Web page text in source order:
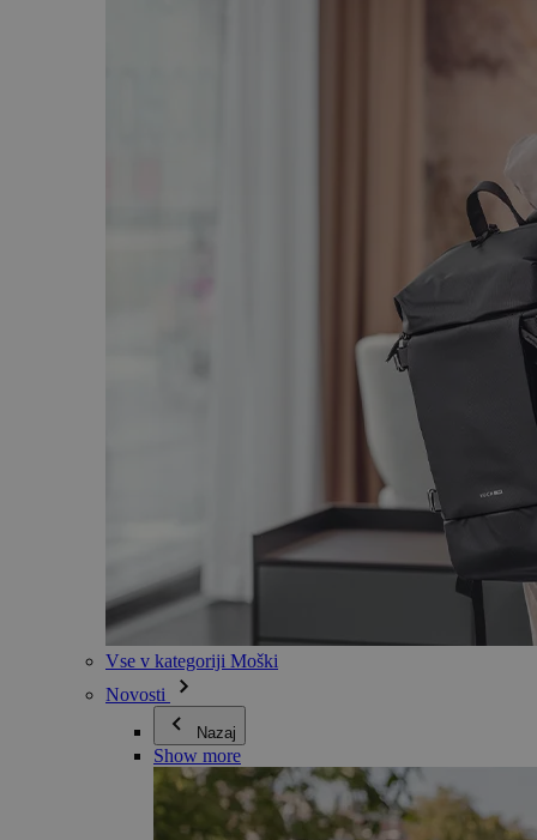
Vse v kategoriji Moški
Novosti
Nazaj
Show more